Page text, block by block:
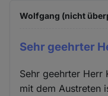
Wolfgang (nicht
Sehr geehrter
Sehr geehrter Herr
mit dem Austreten